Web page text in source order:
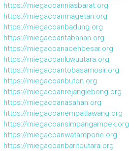
https://miegacoanniasbarat.org
https://miegacoanmagetan.org
https://miegacoanbadung.org
https://miegacoantabanan.org
https://miegacoanacehbesar.org
https://miegacoanluwuutara.org
https://miegacoantobasamosir.org
https://miegacoanbuton.org
https://miegacoanrejanglebong.org
https://miegacoanasahan.org
https://miegacoanempatlawang.org
https://miegacoansimpangampek.org
https://miegacoanwatampone.org
https://miegacoanbaritoutara.org